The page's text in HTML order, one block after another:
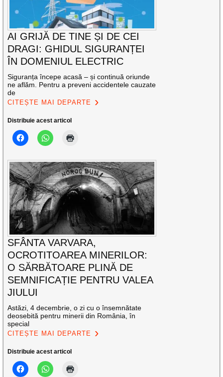
AI GRIJĂ DE TINE ȘI DE CEI
DRAGI: GHIDUL SIGURANȚEI
ÎN DOMENIUL ELECTRIC
Siguranța începe acasă – și continuă oriunde
ne aflăm. Pentru a preveni accidentele cauzate
de
CITEȘTE MAI DEPARTE
Distribuie acest articol
SFÂNTA VARVARA,
OCROTITOAREA MINERILOR:
O SĂRBĂTOARE PLINĂ DE
SEMNIFICAȚIE PENTRU VALEA
JIULUI
Astăzi, 4 decembrie, o zi cu o însemnătate
deosebită pentru minerii din România, în
special
CITEȘTE MAI DEPARTE
Distribuie acest articol